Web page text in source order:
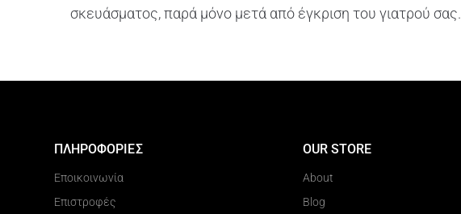
σκευάσματος, παρά μόνο μετά από έγκριση του γιατρού σας.
ΠΛΗΡΟΦΟΡΙΕΣ
Εποικοινωνία
Επιστροφές
OUR STORE
About
Blog